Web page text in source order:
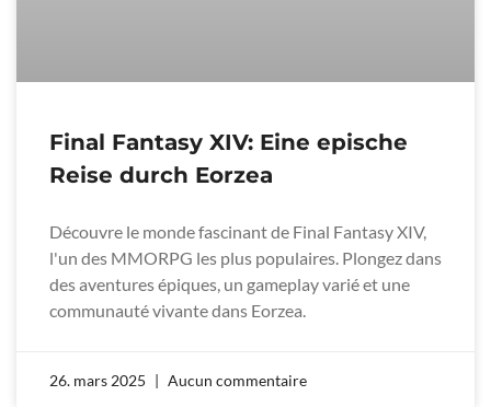
Final Fantasy XIV: Eine epische
Reise durch Eorzea
Découvre le monde fascinant de Final Fantasy XIV,
l'un des MMORPG les plus populaires. Plongez dans
des aventures épiques, un gameplay varié et une
communauté vivante dans Eorzea.
26. mars 2025 Aucun commentaire